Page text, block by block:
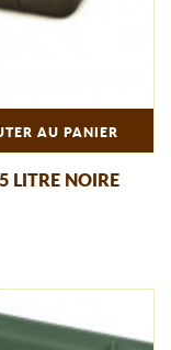
AU PANIER
LITRE NOIRE